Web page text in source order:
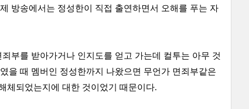
방송에서는 정성한이 직접 출연하면서 오해를 푸는 자
부를 받아가거나 인지도를 얻고 가는데 컬투는 아무 것
을 때 멤버인 정성한까지 나왔으면 무언가 면죄부같은
체되었는지에 대한 것이었기 때문이다.